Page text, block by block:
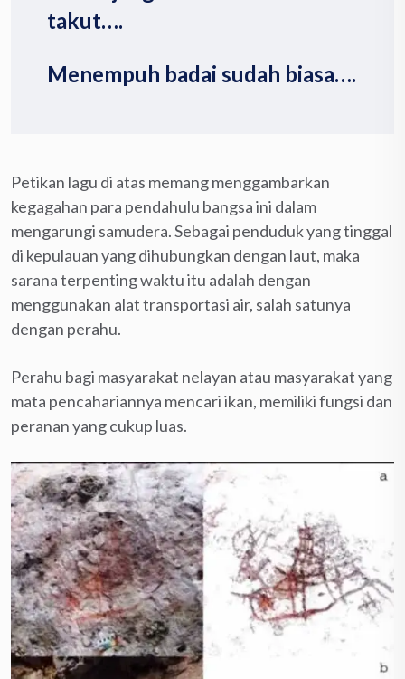
takut….
Menempuh badai sudah biasa….
Petikan lagu di atas memang menggambarkan
kegagahan para pendahulu bangsa ini dalam
mengarungi samudera. Sebagai penduduk yang tinggal
di kepulauan yang dihubungkan dengan laut, maka
sarana terpenting waktu itu adalah dengan
menggunakan alat transportasi air, salah satunya
dengan perahu.
Perahu bagi masyarakat nelayan atau masyarakat yang
mata pencahariannya mencari ikan, memiliki fungsi dan
peranan yang cukup luas.